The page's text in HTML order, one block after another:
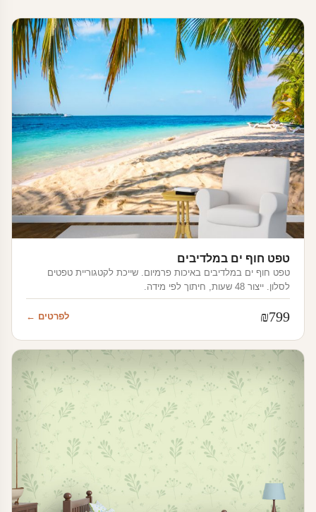
טפט חוף ים במלדיבים
טפט חוף ים במלדיבים באיכות פרמיום. שייכת לקטגוריית טפטים
לסלון. ייצור 48 שעות, חיתוך לפי מידה.
₪799 לפרטים ←